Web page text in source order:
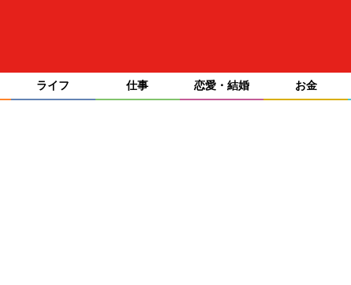
ライフ 仕事 恋愛・結婚 お金